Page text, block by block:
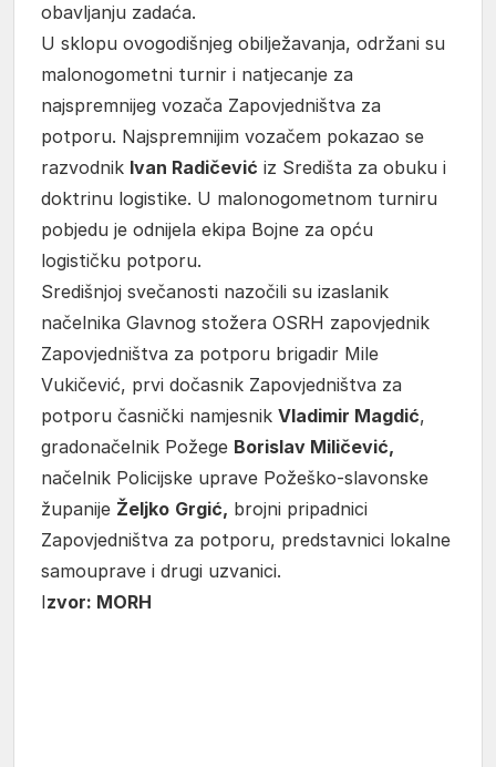
obavljanju zadaća.
U sklopu ovogodišnjeg obilježavanja, održani su
malonogometni turnir i natjecanje za
najspremnijeg vozača Zapovjedništva za
potporu. Najspremnijim vozačem pokazao se
razvodnik Ivan Radičević iz Središta za obuku i
doktrinu logistike. U malonogometnom turniru
pobjedu je odnijela ekipa Bojne za opću
logističku potporu.
Središnjoj svečanosti nazočili su izaslanik
načelnika Glavnog stožera OSRH zapovjednik
Zapovjedništva za potporu brigadir Mile
Vukičević, prvi dočasnik Zapovjedništva za
potporu časnički namjesnik Vladimir Magdić,
gradonačelnik Požege Borislav Miličević,
načelnik Policijske uprave Požeško-slavonske
županije Željko Grgić, brojni pripadnici
Zapovjedništva za potporu, predstavnici lokalne
samouprave i drugi uzvanici.
Izvor: MORH